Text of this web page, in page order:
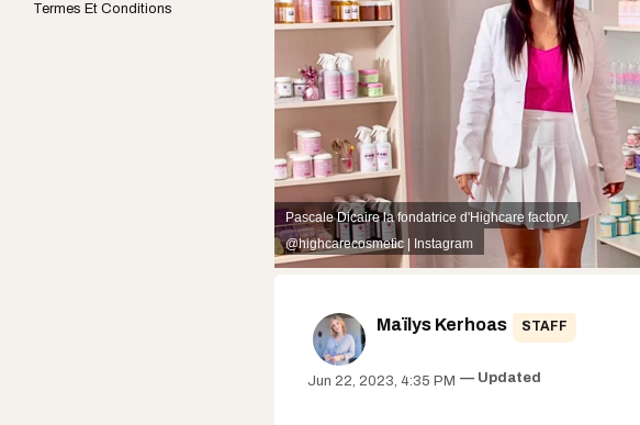
Termes Et Conditions
Pascale Dicaire la fondatrice d'Highcare factory.
@highcarecosmetic | Instagram
Maïlys Kerhoas STAFF
Jun 22, 2023, 4:35 PM Updated